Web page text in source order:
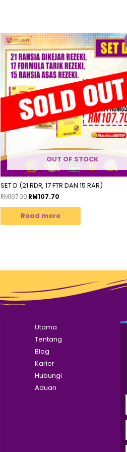
OUT OF STOCK
SET D (21 RDR, 17 FTR DAN 15 RAR)
RM197.00RM107.70
Read more
Utama
Tentang
Blog
Karier
Hubungi
Aduan